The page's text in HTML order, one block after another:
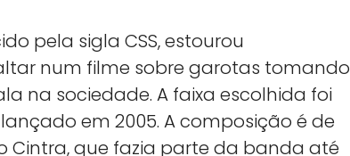
pela sigla CSS, estourou
num filme sobre garotas tomando
na sociedade. A faixa escolhida foi
em 2005. A composição é de
Cintra, que fazia parte da banda até